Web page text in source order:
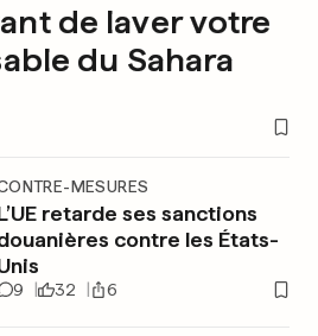
de laver votre
du Sahara
MESURES
retarde ses sanctions
contre les États-
9 32 6